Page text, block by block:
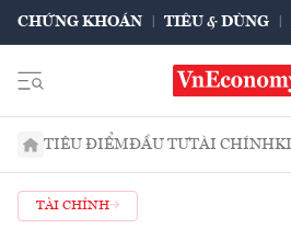
CHỨNG KHOÁN TIÊU & DÙNG
TIÊU ĐIỂMĐẦU TƯTÀI CHÍNH
TÀI CHÍNH